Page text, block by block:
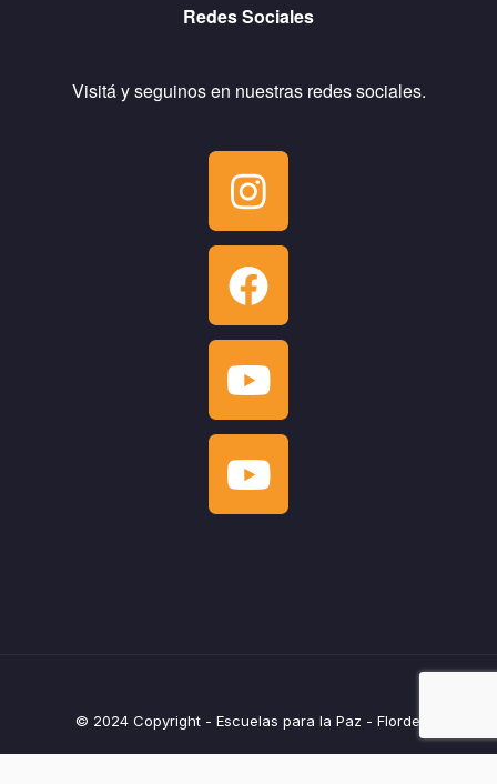
Redes Sociales
Visitá y seguinos en nuestras redes sociales.
© 2024 Copyright - Escuelas para la Paz - Flordelirio